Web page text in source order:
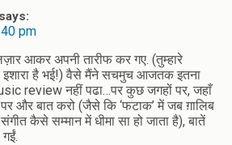
says:
pm
आकर अपनी तारीफ कर गए. (तुम्हारे
इशारा है भई!) वैसे मैंने सचमुच आजतक इतना
review नहीं पढा…पर कुछ जगहों पर, जहाँ
और बात करो (जैसे कि ‘फटाक’ में जब ग़ालिब
कैसे सम्मान में धीमा सा हो जाता है), बातें